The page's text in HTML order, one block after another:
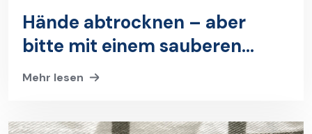
Hände abtrocknen – aber
bitte mit einem sauberen
Handtuch: Handtücher richtig
Mehr lesen